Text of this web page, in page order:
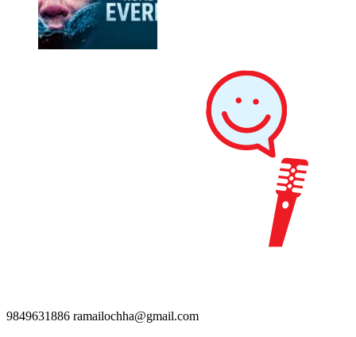
9849631886 ramailochha@gmail.com